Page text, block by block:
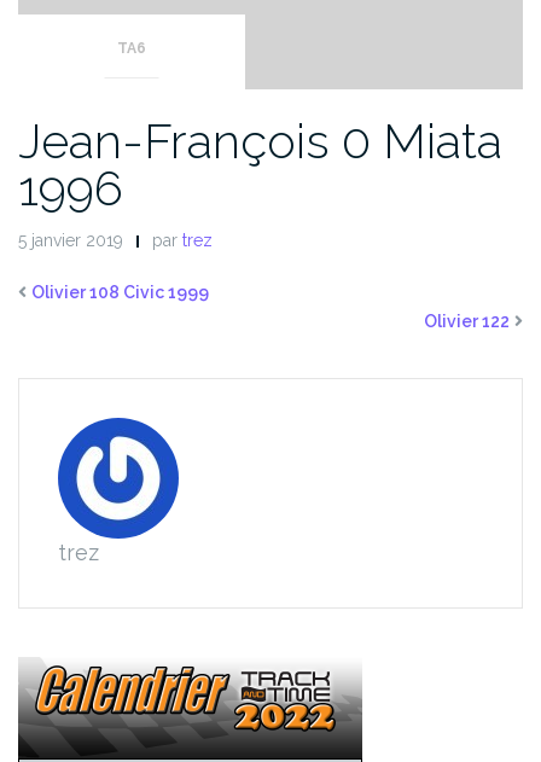
TA6
Jean-François 0 Miata
1996
5 janvier 2019 par trez
Olivier 108 Civic 1999
Olivier 122
trez